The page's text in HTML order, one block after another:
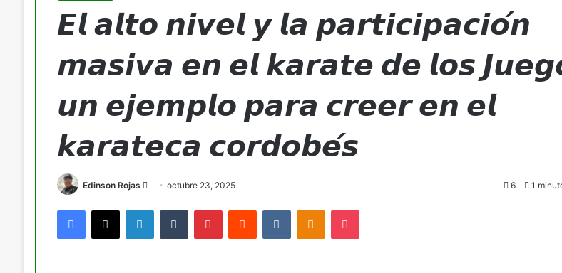
𝙀𝙡 𝙖𝙡𝙩𝙤 𝙣𝙞𝙫𝙚𝙡 𝙮 𝙡𝙖 𝙥𝙖𝙧𝙩𝙞𝙘𝙞𝙥𝙖𝙘𝙞𝙤́𝙣
𝙢𝙖𝙨𝙞𝙫𝙖 𝙚𝙣 𝙚𝙡 𝙠𝙖𝙧𝙖𝙩𝙚 𝙙𝙚 𝙡𝙤𝙨
𝙪𝙣 𝙚𝙟𝙚𝙢𝙥𝙡𝙤 𝙥𝙖𝙧𝙖 𝙘𝙧𝙚𝙚𝙧 𝙚𝙣 𝙚𝙡
𝙠𝙖𝙧𝙖𝙩𝙚𝙘𝙖 𝙘𝙤𝙧𝙙𝙤𝙗𝙚́𝙨
Edinson Rojas
Sendoctubre 23, 2025 6 1
Facebook
X LinkedInTumblr PinterestReddit VKontakteOdnoklassniki
Pocket